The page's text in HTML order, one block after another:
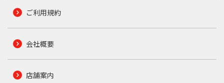
ご利用規約
会社概要
店舗案内